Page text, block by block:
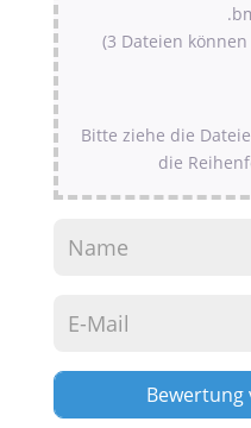
(3 Dateien
Bitte ziehe die
die